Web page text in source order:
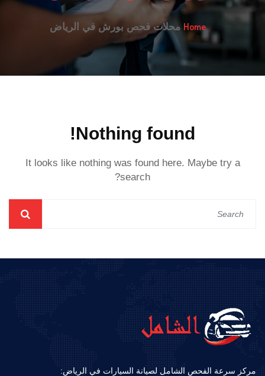
Home محلات فحص بورش في الرياض
Nothing found!
It looks like nothing was found here. Maybe try a
search?
مركز سرعة الفحص الشامل لصيانة السيارات في الرياض: